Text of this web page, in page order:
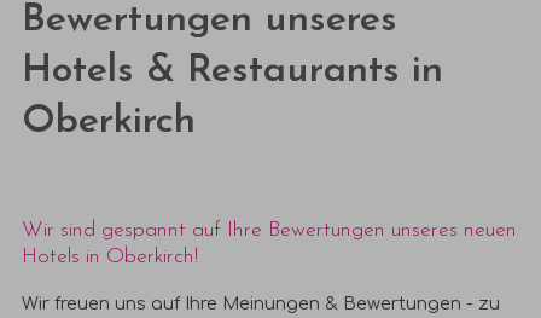
Bewertungen unseres
Hotels & Restaurants in
Oberkirch
Wir sind gespannt auf Ihre Bewertungen unseres neuen
Hotels in Oberkirch!
Wir freuen uns auf Ihre Meinungen & Bewertungen - zu